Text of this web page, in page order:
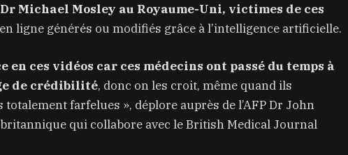
Michael Mosley au Royaume-Uni, victimes de ces
ligne générés ou modifiés grâce à l’intelligence artificielle.
en ces vidéos car ces médecins ont passé du temps à
de crédibilité, donc on les croit, même quand ils
farfelues », déplore auprès de l’AFP Dr John
qui collabore avec le British Medical Journal